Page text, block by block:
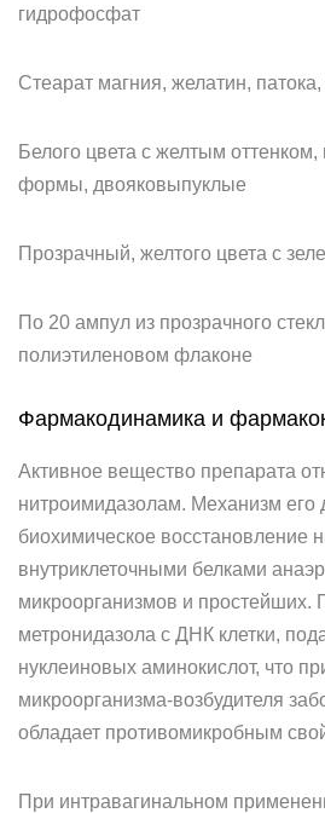
гидрофосфат
Стеарат магния, желатин,
Белого цвета с желтым оттенком,
формы, двояковыпуклые
Прозрачный, желтого цвета с
По 20 ампул из прозрачного
полиэтиленовом флаконе
Фармакодинамика и
Активное вещество препарата
нитроимидазолам. Механизм его
биохимическое восстановление
внутриклеточными белками
микроорганизмов и простейших.
метронидазола с ДНК клетки,
нуклеиновых аминокислот, что
микроорганизма-возбудителя
обладает противомикробным
При интравагинальном